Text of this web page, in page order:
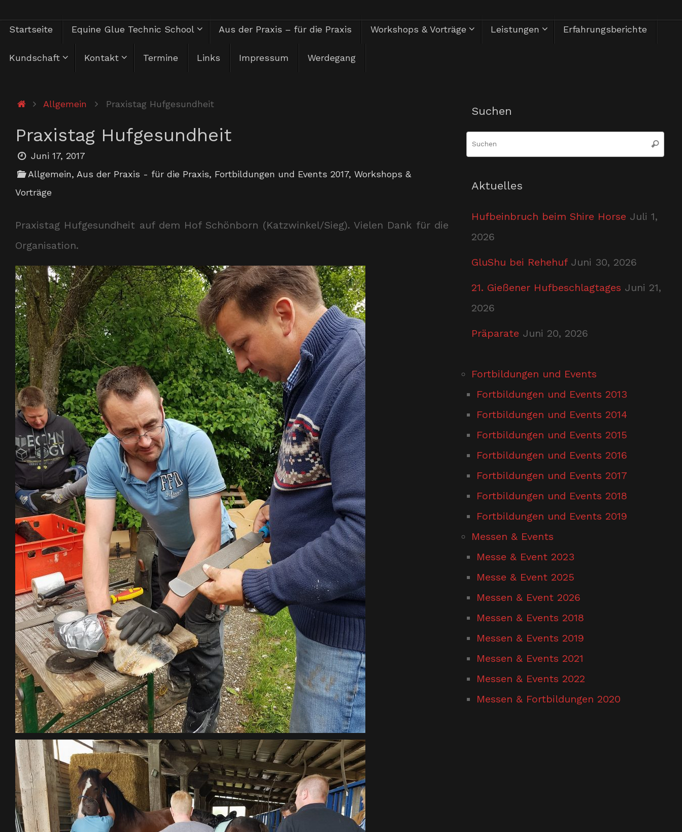
Zum
Herzlich Willkommen
Zum
InhaltStartseite Equine Glue Technic School Aus der Praxis – für die Praxis Workshops & Vorträge Leistungen Erfahrungsberichte
Kundschaft Kontakt Termine Links Impressum Werdegang
StartAllgemein Praxistag Hufgesundheit
Praxistag Hufgesundheit
Juni 17, 2017
Allgemein, Aus der Praxis - für die Praxis, Fortbildungen und Events 2017, Workshops &
Vorträge
Praxistag Hufgesundheit auf dem Hof Schönborn (Katzwinkel/Sieg). Vielen Dank für die
Organisation.
Suchen
Suchen
Aktuelles
Hufbeinbruch beim Shire Horse Juli 1,
2026
GluShu bei Rehehuf Juni 30, 2026
21. Gießener Hufbeschlagtages Juni 21,
2026
Präparate Juni 20, 2026
Fortbildungen und Events
Fortbildungen und Events 2013
Fortbildungen und Events 2014
Fortbildungen und Events 2015
Fortbildungen und Events 2016
Fortbildungen und Events 2017
Fortbildungen und Events 2018
Fortbildungen und Events 2019
Messen & Events
Messe & Event 2023
Messe & Event 2025
Messen & Event 2026
Messen & Events 2018
Messen & Events 2019
Messen & Events 2021
Messen & Events 2022
Messen & Fortbildungen 2020